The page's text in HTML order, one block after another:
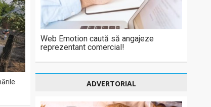
Web Emotion caută să angajeze
reprezentant comercial!
ADVERTORIAL